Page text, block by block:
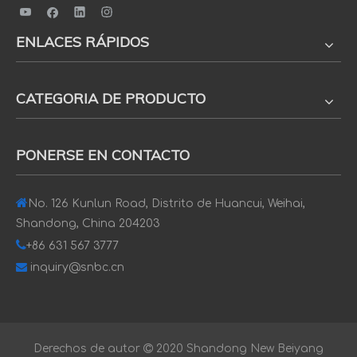
ENLACES RÁPIDOS
CATEGORIA DE PRODUCTO
PONERSE EN CONTACTO
 No. 126 Kunlun Road, Distrito de Huancui, Weihai,
Shandong, China 204203
+86 631 567 3777
 inquiry@snbc.cn
Derechos de autor  2020 Shandong New Beiyang